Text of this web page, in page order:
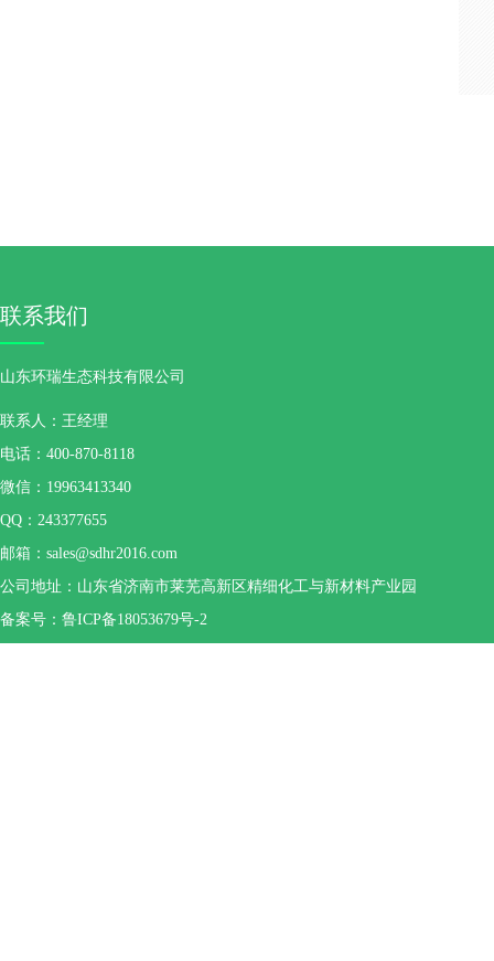
联系我们
山东环瑞生态科技有限公司
联系人：王经理
电话：400-870-8118
微信：19963413340
QQ：243377655
邮箱：sales@sdhr2016.com
公司地址：山东省济南市莱芜高新区精细化工与新材料产业园
备案号：鲁ICP备18053679号-2